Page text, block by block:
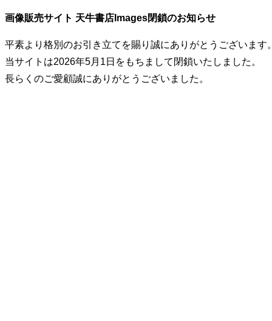
画像販売サイト 天牛書店Images閉鎖のお知らせ
平素より格別のお引き立てを賜り誠にありがとうございます
当サイトは2026年5月1日をもちまして閉鎖いたしました。
長らくのご愛顧誠にありがとうございました。